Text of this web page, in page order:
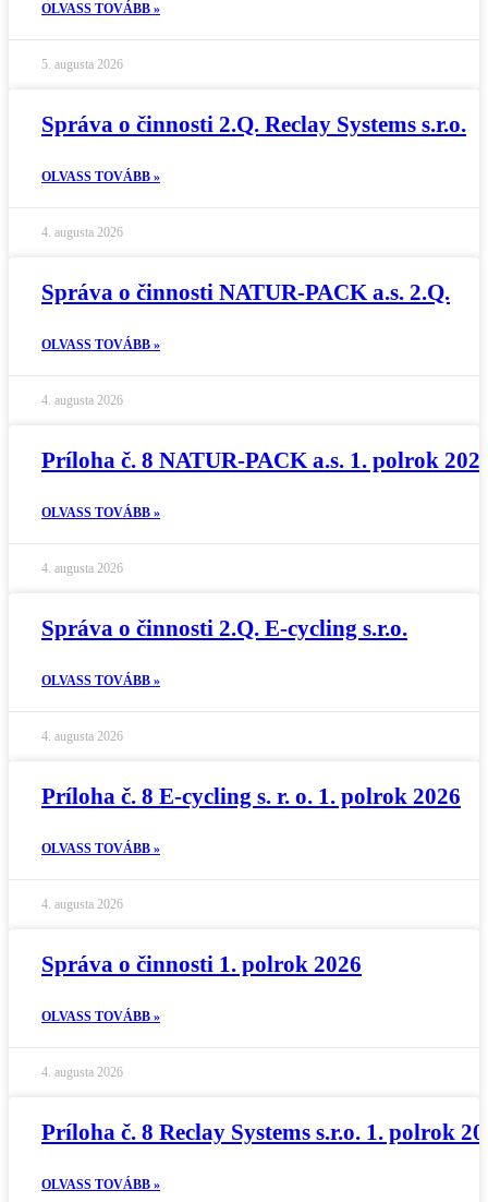
OLVASS TOVÁBB »
5. augusta 2026
Správa o činnosti 2.Q. Reclay Systems s.r.o.
OLVASS TOVÁBB »
4. augusta 2026
Správa o činnosti NATUR-PACK a.s. 2.Q.
OLVASS TOVÁBB »
4. augusta 2026
Príloha č. 8 NATUR-PACK a.s. 1. polrok
OLVASS TOVÁBB »
4. augusta 2026
Správa o činnosti 2.Q. E-cycling s.r.o.
OLVASS TOVÁBB »
4. augusta 2026
Príloha č. 8 E-cycling s. r. o. 1. polrok 2026
OLVASS TOVÁBB »
4. augusta 2026
Správa o činnosti 1. polrok 2026
OLVASS TOVÁBB »
4. augusta 2026
Príloha č. 8 Reclay Systems s.r.o. 1. polrok
OLVASS TOVÁBB »